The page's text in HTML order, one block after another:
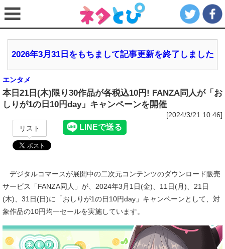
2026年3月31日をもちまして記事更新を終了しました
エンタメ
本日21日(木)限り30作品が各税込10円! FANZA同人が「お
しりが1の日10円day」キャンペーンを開催
[2024/3/21 10:46]
リスト
デジタルコマースが展開中の二次元コンテンツのダウンロード販売
サービス「FANZA同人」が、2024年3月1日(金)、11日(月)、21日
(木)、31日(日)に「おしりが1の日10円day」キャンペーンとして、対
象作品の10円均一セールを実施しています。